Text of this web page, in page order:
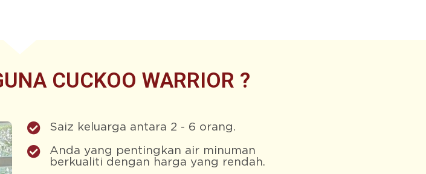
CUCKOO WARRIOR ?
Saiz keluarga antara 2 - 6 orang.
Anda yang pentingkan air minuman
berkualiti dengan harga yang rendah.